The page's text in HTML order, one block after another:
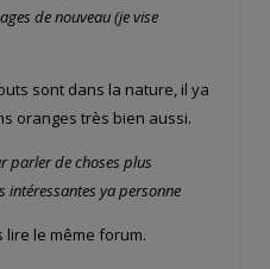
de nouveau (je vise
sont dans la nature, il ya
oranges très bien aussi.
parler de choses plus
intéressantes ya personne
lire le même forum.